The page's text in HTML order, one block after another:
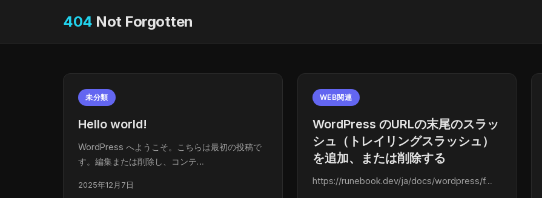
404 Not Forgotten
未分類
Hello world!
WordPress へようこそ。こちらは最初の投稿で
す。編集または削除し、コンテ…
2025年12月7日
WEB関連
WordPress のURLの末尾のスラッ
シュ（トレイリングスラッシュ）
を追加、または削除する
https://runebook.dev/ja/docs/wordpress/f…